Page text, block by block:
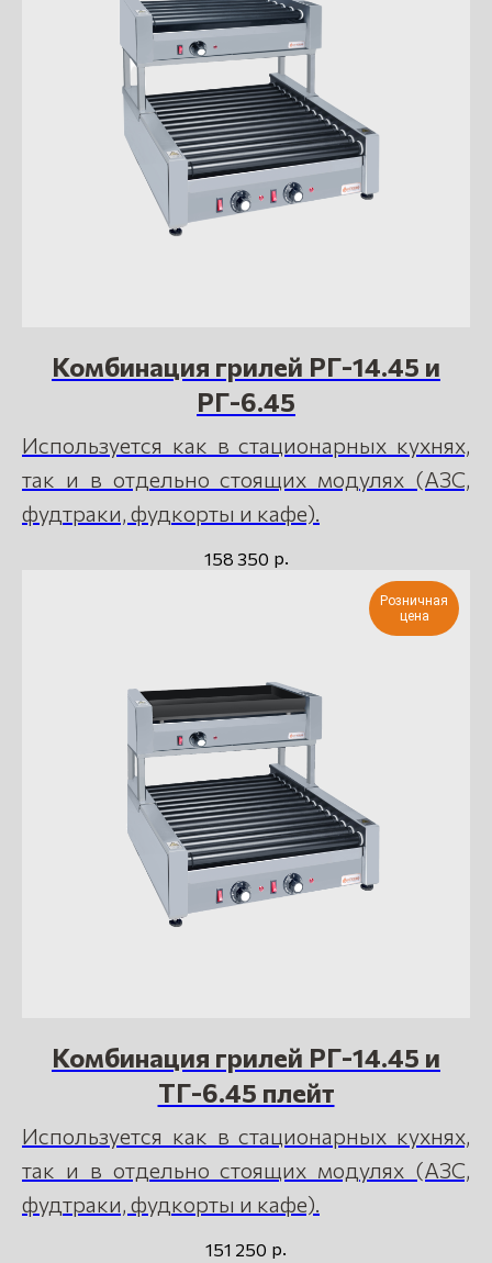
Комбинация грилей РГ-14.45 и
РГ-6.45
Используется как в стационарных кухнях,
так и в отдельно стоящих модулях (АЗС,
фудтраки, фудкорты и кафе).
158 350 р.
Розничная
цена
Комбинация грилей РГ-14.45 и
ТГ-6.45 плейт
Используется как в стационарных кухнях,
так и в отдельно стоящих модулях (АЗС,
фудтраки, фудкорты и кафе).
151 250 р.